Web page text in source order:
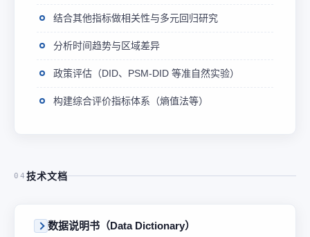
结合其他指标做相关性与多元回归研究
分析时间趋势与区域差异
政策评估（DID、PSM-DID 等准自然实验）
构建综合评价指标体系（熵值法等）
04 技术文档
数据说明书（Data Dictionary）